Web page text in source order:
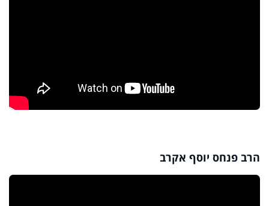
הרב פנחס יוסף אקרב